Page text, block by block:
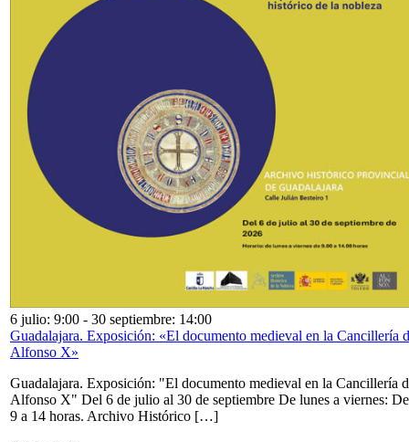
6 julio: 9:00 - 30 septiembre: 14:00
Guadalajara. Exposición: «El documento medieval en la Cancillería
Alfonso X»
Guadalajara. Exposición: "El documento medieval en la Cancillería
Alfonso X" Del 6 de julio al 30 de septiembre De lunes a viernes: De
9 a 14 horas. Archivo Histórico […]